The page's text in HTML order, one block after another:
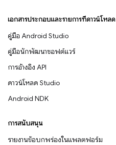
เอกสารประกอบและรายการที่ดาวน์โหลด
คู่มือ Android Studio
คู่มือนักพัฒนาซอฟต์แวร์
การอ้างอิง API
ดาวน์โหลด Studio
Android NDK
การสนับสนุน
รายงานข้อบกพร่องในแพลตฟอร์ม